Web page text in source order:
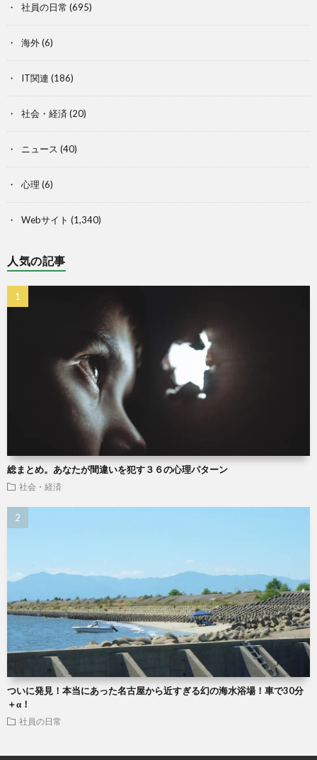
社員の日常 (695)
海外(6)
IT関連 (186)
社会・経済 (20)
ニュース (40)
心理 (6)
Webサイト (1,340)
人気の記事
総まとめ。あなたが間違いを犯す３６の心理パターン
社会・経済
ついに発見！本当にあった名古屋から近すぎる幻の海水浴場！車で30分
＋α！
社員の日常